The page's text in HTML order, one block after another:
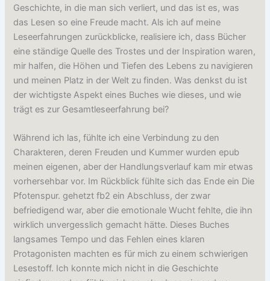
Geschichte, in die man sich verliert, und das ist es, was
das Lesen so eine Freude macht. Als ich auf meine
Leseerfahrungen zurückblicke, realisiere ich, dass Bücher
eine ständige Quelle des Trostes und der Inspiration waren,
mir halfen, die Höhen und Tiefen des Lebens zu navigieren
und meinen Platz in der Welt zu finden. Was denkst du ist
der wichtigste Aspekt eines Buches wie dieses, und wie
trägt es zur Gesamtleseerfahrung bei?
Während ich las, fühlte ich eine Verbindung zu den
Charakteren, deren Freuden und Kummer wurden epub
meinen eigenen, aber der Handlungsverlauf kam mir etwas
vorhersehbar vor. Im Rückblick fühlte sich das Ende ein Die
Pfotenspur. gehetzt fb2 ein Abschluss, der zwar
befriedigend war, aber die emotionale Wucht fehlte, die ihn
wirklich unvergesslich gemacht hätte. Dieses Buches
langsames Tempo und das Fehlen eines klaren
Protagonisten machten es für mich zu einem schwierigen
Lesestoff. Ich konnte mich nicht in die Geschichte